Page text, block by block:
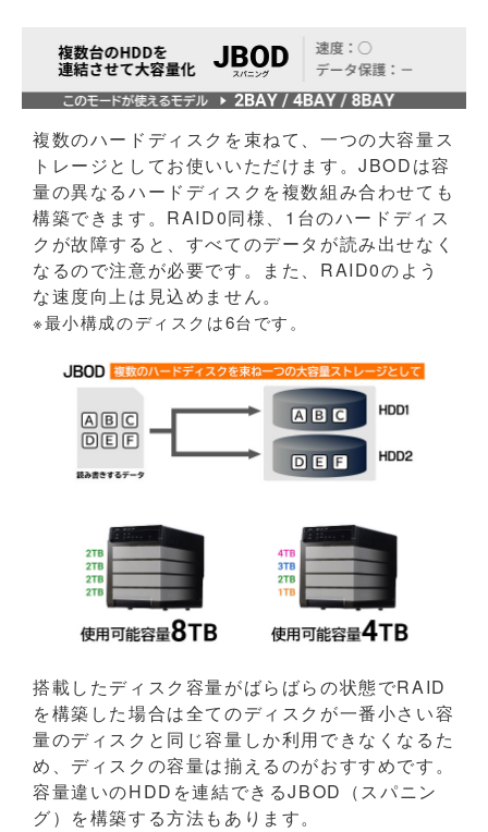
複数のハードディスクを束ねて、一つの大容量ス
トレージとしてお使いいただけます。JBODは容
量の異なるハードディスクを複数組み合わせても
構築できます。RAID0同様、1台のハードディス
クが故障すると、すべてのデータが読み出せなく
なるので注意が必要です。また、RAID0のよう
な速度向上は見込めません。
※最小構成のディスクは6台です。
搭載したディスク容量がばらばらの状態でRAID
を構築した場合は全てのディスクが一番小さい容
量のディスクと同じ容量しか利用できなくなるた
め、ディスクの容量は揃えるのがおすすめです。
容量違いのHDDを連結できるJBOD（スパニン
グ）を構築する方法もあります。